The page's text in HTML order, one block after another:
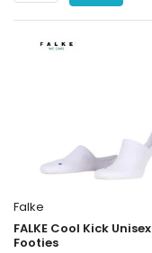
Falke
FALKE Cool Kick Unisex
Footies